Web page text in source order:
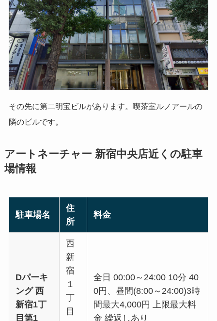
その先に第二明宝ビルがあります。喫茶室ルノアールの
隣のビルです。
アートネーチャー 新宿中央店近くの駐車
場情報
駐車場名
住
所
料金
Dパーキ
ング 西
新宿1丁
目第1
西
新
宿
１
丁
目
全日 00:00～24:00 10分 40
0円、昼間(8:00～24:00)3時
間最大4,000円 上限最大料
金 繰返しあり